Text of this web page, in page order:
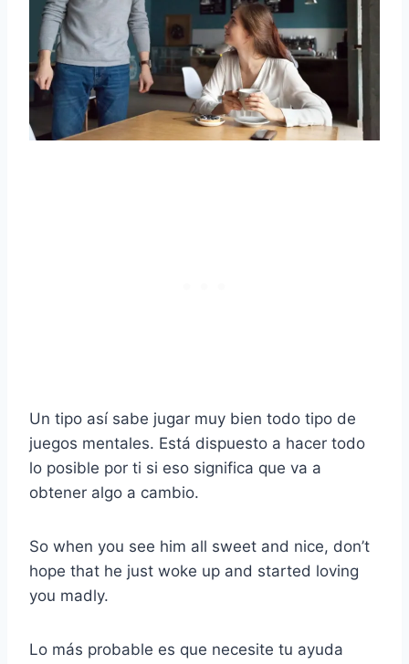
Un tipo así sabe jugar muy bien todo tipo de
juegos mentales. Está dispuesto a hacer todo
lo posible por ti si eso significa que va a
obtener algo a cambio.
So when you see him all sweet and nice, don’t
hope that he just woke up and started loving
you madly.
Lo más probable es que necesite tu ayuda